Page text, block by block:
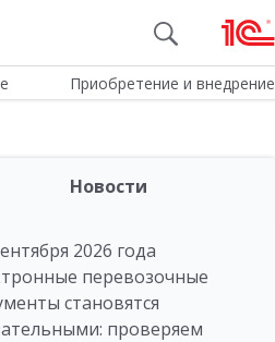
Приобретение и внедрение
Новости
2026 года
перевозочные
становятся
проверяем